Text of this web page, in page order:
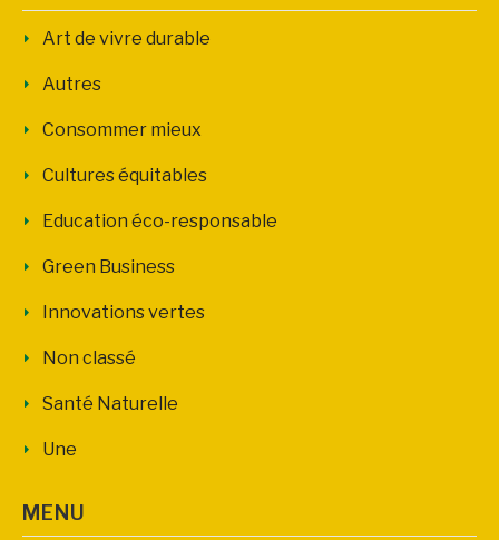
Art de vivre durable
Autres
Consommer mieux
Cultures équitables
Education éco-responsable
Green Business
Innovations vertes
Non classé
Santé Naturelle
Une
MENU